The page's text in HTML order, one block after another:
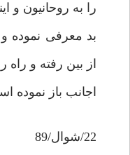
را به روحانیون و
بد معرفی نموده
از بین رفته و
اجانب باز نموده
22/شوال/89